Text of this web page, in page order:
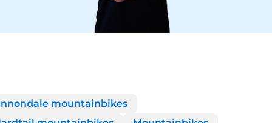
mountainbikes